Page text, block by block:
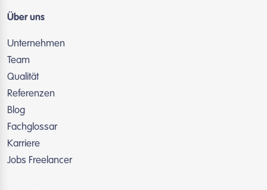
Über uns
Unternehmen
Team
Qualität
Referenzen
Blog
Fachglossar
Karriere
Jobs Freelancer